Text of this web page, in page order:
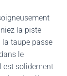
la piste
la taupe passe
le
est solidement